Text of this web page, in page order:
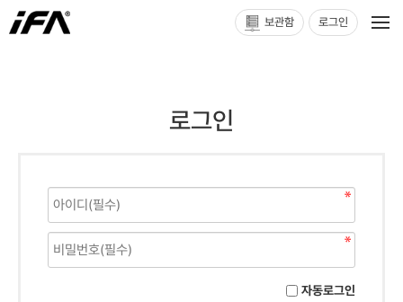
보관함 로그인
로그인
자동로그인